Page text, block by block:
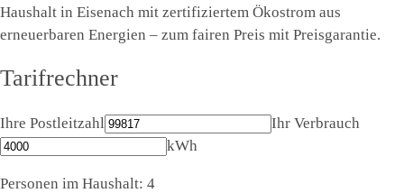
Haushalt in Eisenach mit zertifiziertem Ökostrom aus
erneuerbaren Energien – zum fairen Preis mit Preisgarantie.
Tarifrechner
Ihre Postleitzahl
Ihr Verbrauch
kWh
Personen im Haushalt: 4